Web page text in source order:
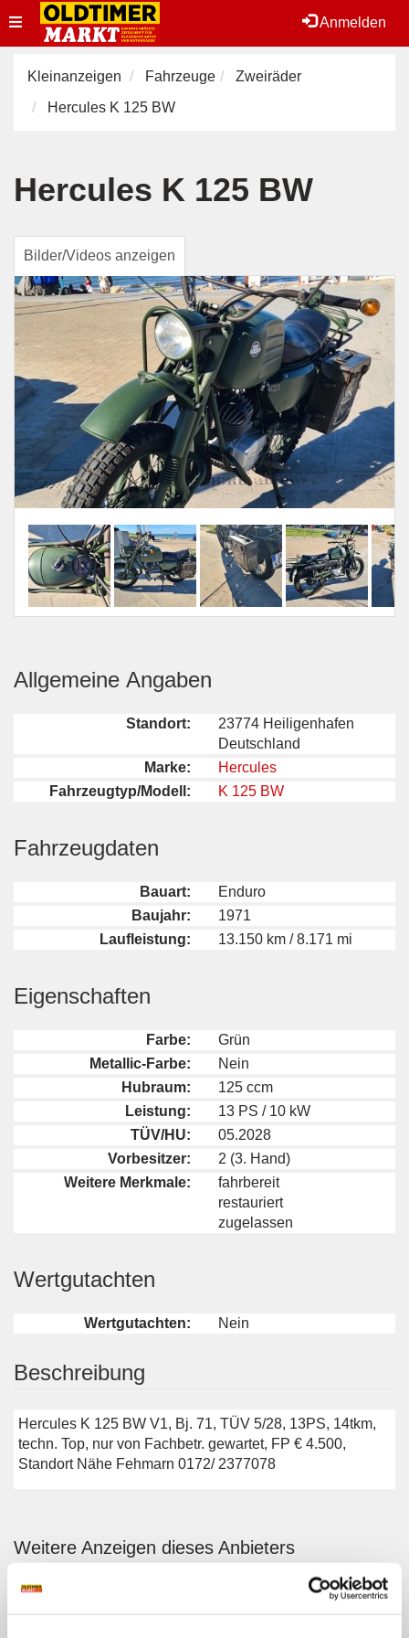
Anmelden
Toggle
navigation
Kleinanzeigen Fahrzeuge
Zweiräder
Hercules K 125 BW
Hercules K 125 BW
Bilder/Videos anzeigen
Allgemeine Angaben
Standort:
23774 Heiligenhafen
Deutschland
Marke:
Hercules
Fahrzeugtyp/Modell:
K 125 BW
Fahrzeugdaten
Bauart:
Enduro
Baujahr:
1971
Laufleistung:
13.150 km / 8.171 mi
Eigenschaften
Farbe:
Grün
Metallic-Farbe:
Nein
Hubraum:
125 ccm
Leistung:
13 PS / 10 kW
TÜV/HU:
05.2028
Vorbesitzer:
2 (3. Hand)
Weitere Merkmale:
fahrbereit
restauriert
zugelassen
Wertgutachten
Wertgutachten: Nein
Beschreibung
Hercules K 125 BW V1, Bj. 71, TÜV 5/28, 13PS, 14tkm,
techn. Top, nur von Fachbetr. gewartet, FP € 4.500,
Standort Nähe Fehmarn 0172/ 2377078
Weitere Anzeigen dieses Anbieters
ALLE ANZEIGEN